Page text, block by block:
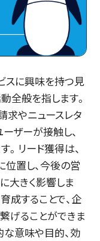
スに興味を持つ見
全般を指します。
求やニュースレタ
ザーが接触し、
リード獲得は、
位置し、今後の営
大きく影響しま
成することで、企
げることができま
な意味や目的、効